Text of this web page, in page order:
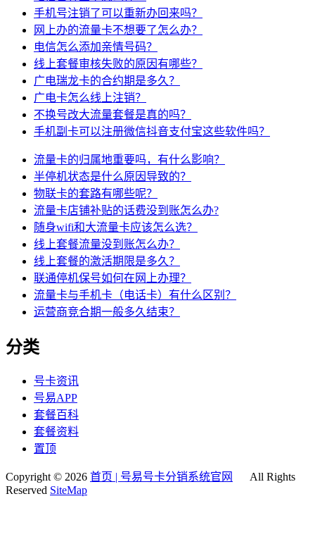
手机号注销了可以重新办回来吗？
网上办的流量卡不想要了怎么办？
电信怎么添加亲情号码？
线上套餐审核失败的原因有哪些？
广电瑞龙卡的合约期是多久？
广电卡怎么线上注销？
不换号改大流量套餐是真的吗？
手机副卡可以注册微信抖音支付宝这些软件吗？
流量卡的归属地重要吗，有什么影响？
半停机状态是什么原因导致的？
物联卡的套路有哪些呢？
流量卡店铺补贴的话费没到账怎么办?
随身wifi和大流量卡应该怎么选？
线上套餐流量没到账怎么办？
线上套餐的激活期限是多久？
联通停机保号如何在网上办理？
流量卡与手机卡（电话卡）有什么区别？
运营商竞合期一般多久结束？
分类
号卡资讯
号易APP
套餐百科
套餐资料
置顶
Copyright © 2026 首页 | 号易号卡分销系统官网
All Rights
Reserved SiteMap